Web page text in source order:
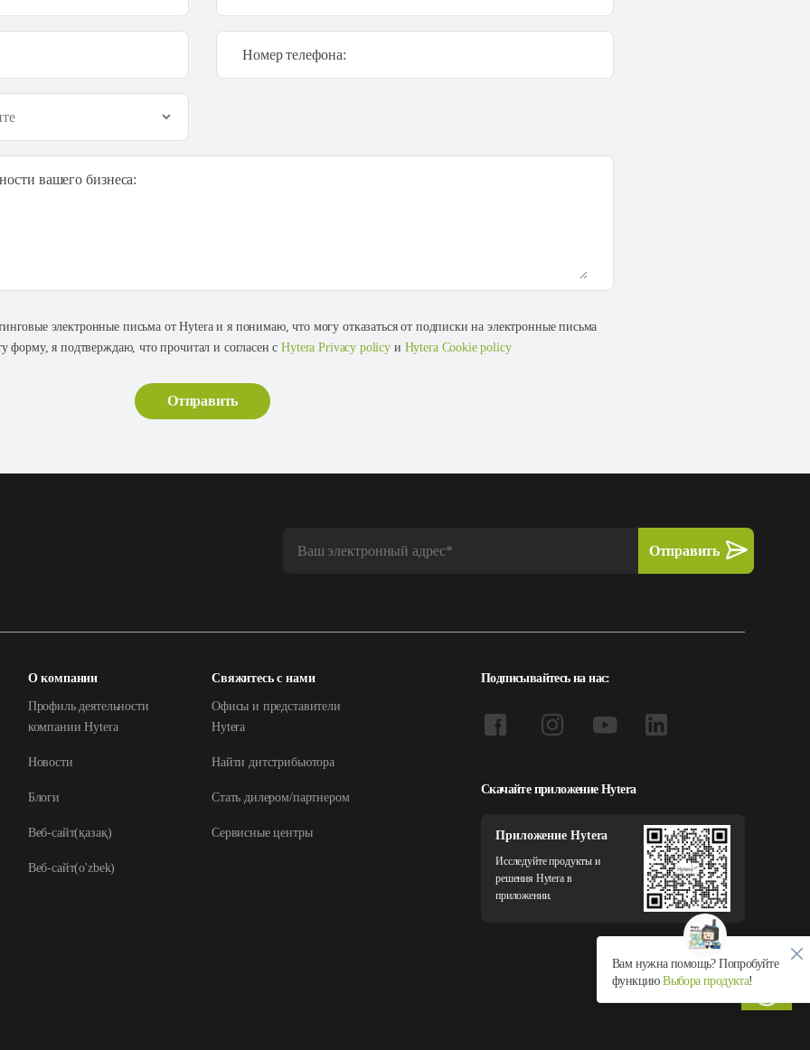
Номер телефона:
вашего бизнеса:
электронные письма от Hytera и я понимаю, что могу отказаться от подписки на электронные письма
форму, я подтверждаю, что прочитал и согласен сHytera Privacy policy и Hytera Cookie policy
О компании
Профиль деятельности
компании Hytera
Новости
Блоги
Веб-сайт(қазақ)
Веб-сайт(o'zbek)
Свяжитесь с нами
Офисы и представители
Hytera
Найти дитстрибьютора
Стать дилером/партнером
Сервисные центры
Подписывайтесь на нас:
Скачайте приложение Hytera
Приложение Hytera
Исследуйте продукты и
решения Hytera в
приложении.
Вам нужна помощь? Попробуйте
функциюВыбора продукта!